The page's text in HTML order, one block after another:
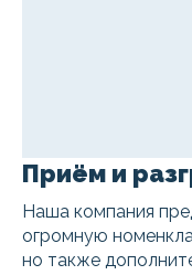
Приём и
Наша компания
огромную
но также